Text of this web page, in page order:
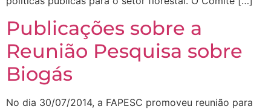
Publicações sobre a
Reunião Pesquisa sobre
Biogás
No dia 30/07/2014, a FAPESC promoveu reunião para